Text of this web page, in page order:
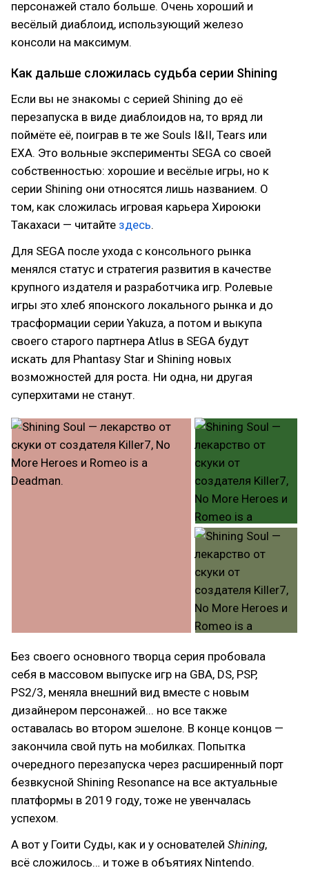
персонажей стало больше. Очень хороший и
весёлый диаблоид, использующий железо
консоли на максимум.
Как дальше сложилась судьба серии Shining
Если вы не знакомы с серией Shining до её
перезапуска в виде диаблоидов на, то вряд ли
поймёте её, поиграв в те же Souls I&II, Tears или
EXA. Это вольные эксперименты SEGA со своей
собственностью: хорошие и весёлые игры, но к
серии Shining они относятся лишь названием. О
том, как сложилась игровая карьера Хироюки
Такахаси — читайте здесь.
Для SEGA после ухода с консольного рынка
менялся статус и стратегия развития в качестве
крупного издателя и разработчика игр. Ролевые
игры это хлеб японского локального рынка и до
трасформации серии Yakuza, а потом и выкупа
своего старого партнера Atlus в SEGA будут
искать для Phantasy Star и Shining новых
возможностей для роста. Ни одна, ни другая
суперхитами не станут.
Без своего основного творца серия пробовала
себя в массовом выпуске игр на GBA, DS, PSP,
PS2/3, меняла внешний вид вместе с новым
дизайнером персонажей... но все также
оставалась во втором эшелоне. В конце концов —
закончила свой путь на мобилках. Попытка
очередного перезапуска через расширенный порт
безвкусной Shining Resonance на все актуальные
платформы в 2019 году, тоже не увенчалась
успехом.
А вот у Гоити Суды, как и у основателей Shining,
всё сложилось… и тоже в объятиях Nintendo.